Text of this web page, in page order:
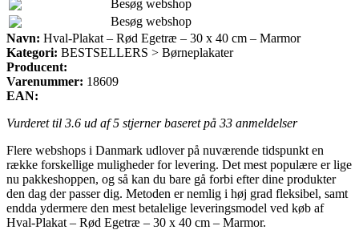
Besøg webshop
Besøg webshop
Navn: Hval-Plakat – Rød Egetræ – 30 x 40 cm – Marmor
Kategori: BESTSELLERS > Børneplakater
Producent:
Varenummer: 18609
EAN:
Vurderet til 3.6 ud af 5 stjerner baseret på 33 anmeldelser
Flere webshops i Danmark udlover på nuværende tidspunkt en
række forskellige muligheder for levering. Det mest populære er lige
nu pakkeshoppen, og så kan du bare gå forbi efter dine produkter
den dag der passer dig. Metoden er nemlig i høj grad fleksibel, samt
endda ydermere den mest betalelige leveringsmodel ved køb af
Hval-Plakat – Rød Egetræ – 30 x 40 cm – Marmor.